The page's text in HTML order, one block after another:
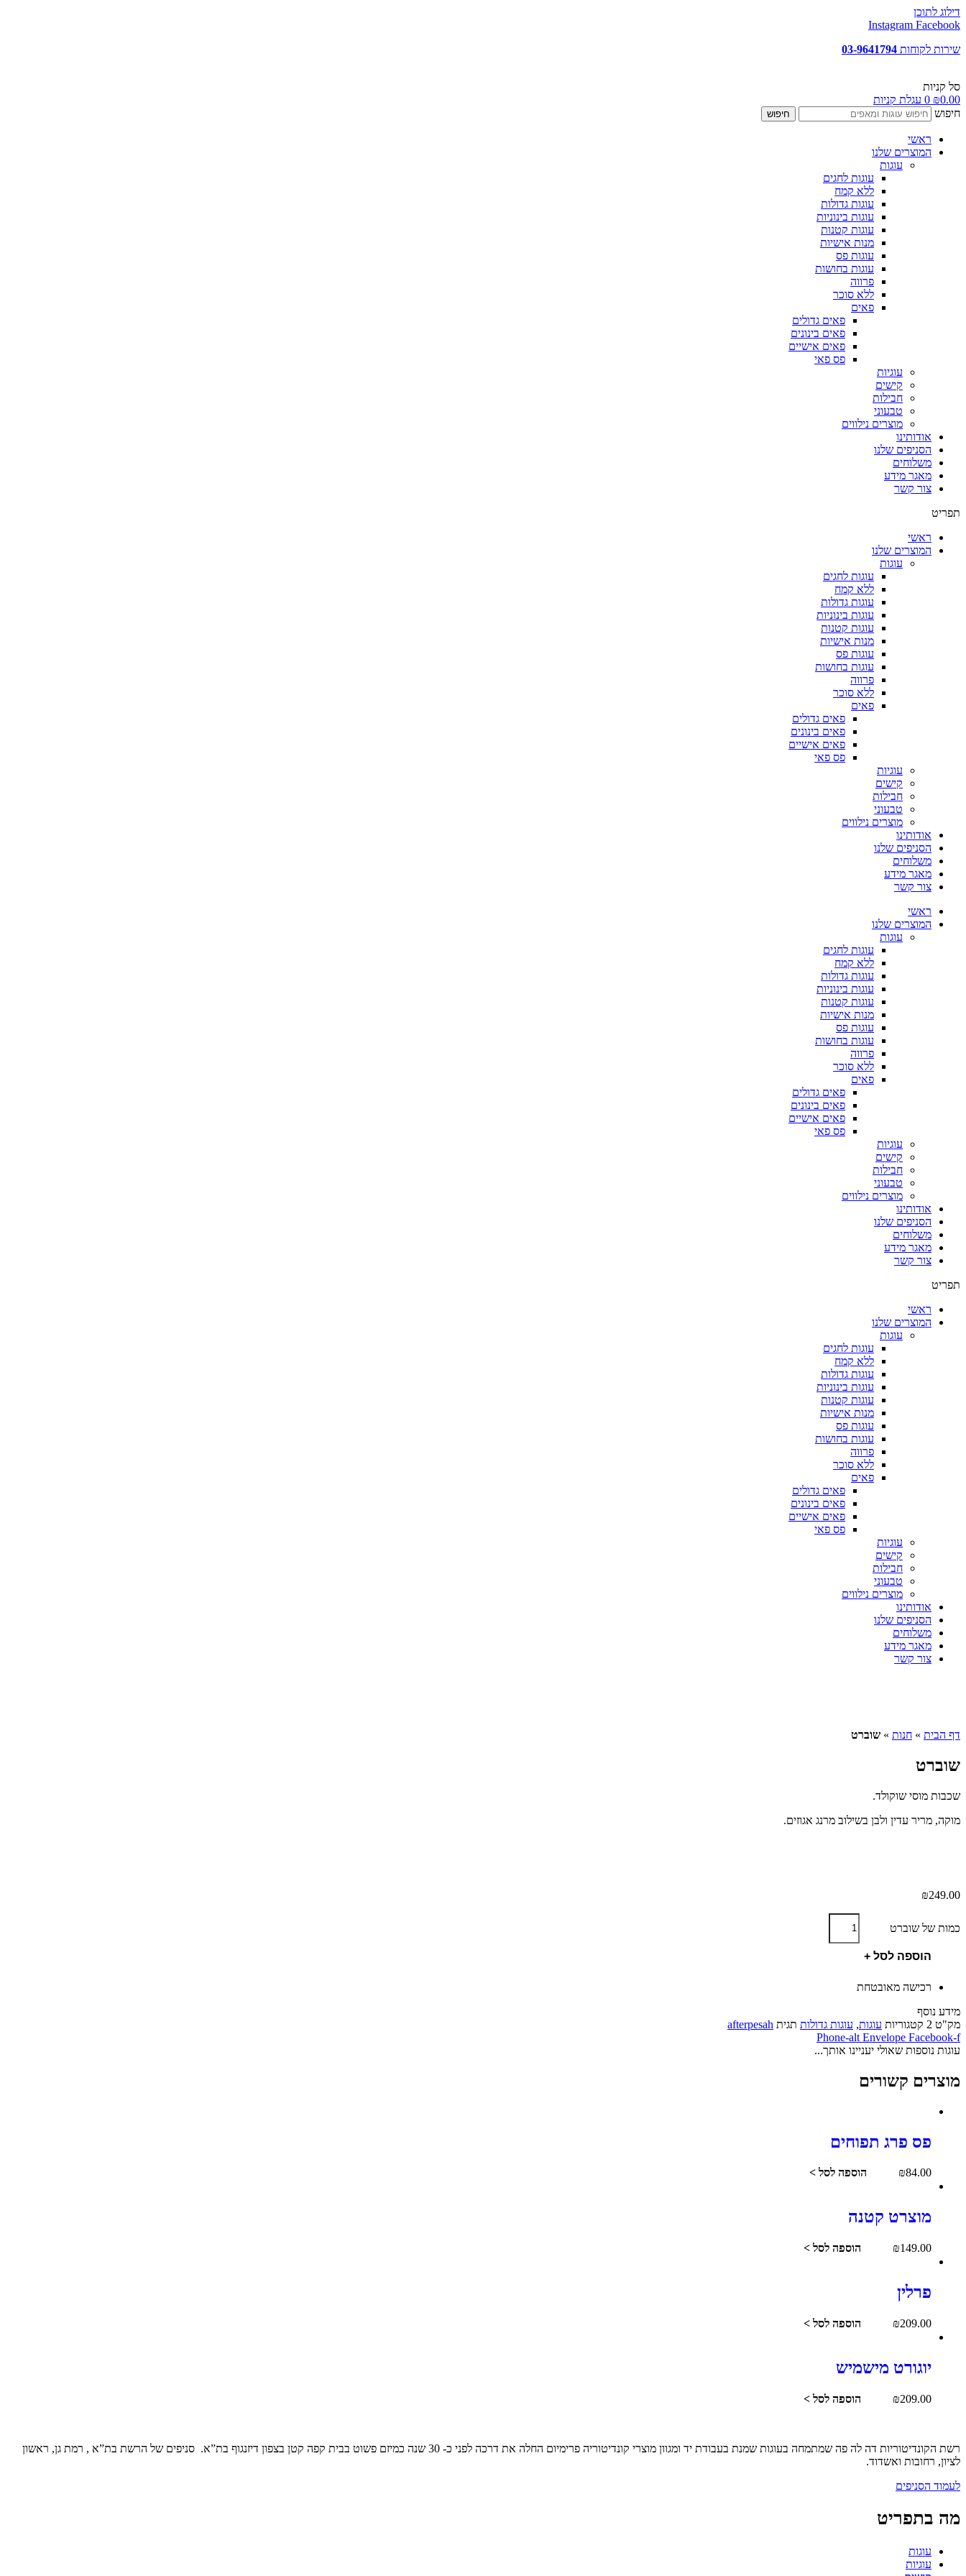
דילוג לתוכן
Instagram Facebook
שירות לקוחות 03-9641794
סל קניות
₪0.00
0 עגלת קניות
חיפוש
חיפוש
ראשי
המוצרים שלנו
עוגות
עוגות לחגים
ללא קמח
עוגות גדולות
עוגות בינוניות
עוגות קטנות
מנות אישיות
עוגות פס
עוגות בחושות
פרווה
ללא סוכר
פאים
פאים גדולים
פאים בינונים
פאים אישיים
פס פאי
עוגיות
קישים
חבילות
טבעוני
מוצרים נילווים
אודותינו
הסניפים שלנו
משלוחים
מאגר מידע
צור קשר
תפריט
ראשי
המוצרים שלנו
עוגות
עוגות לחגים
ללא קמח
עוגות גדולות
עוגות בינוניות
עוגות קטנות
מנות אישיות
עוגות פס
עוגות בחושות
פרווה
ללא סוכר
פאים
פאים גדולים
פאים בינונים
פאים אישיים
פס פאי
עוגיות
קישים
חבילות
טבעוני
מוצרים נילווים
אודותינו
הסניפים שלנו
משלוחים
מאגר מידע
צור קשר
ראשי
המוצרים שלנו
עוגות
עוגות לחגים
ללא קמח
עוגות גדולות
עוגות בינוניות
עוגות קטנות
מנות אישיות
עוגות פס
עוגות בחושות
פרווה
ללא סוכר
פאים
פאים גדולים
פאים בינונים
פאים אישיים
פס פאי
עוגיות
קישים
חבילות
טבעוני
מוצרים נילווים
אודותינו
הסניפים שלנו
משלוחים
מאגר מידע
צור קשר
תפריט
ראשי
המוצרים שלנו
עוגות
עוגות לחגים
ללא קמח
עוגות גדולות
עוגות בינוניות
עוגות קטנות
מנות אישיות
עוגות פס
עוגות בחושות
פרווה
ללא סוכר
פאים
פאים גדולים
פאים בינונים
פאים אישיים
פס פאי
עוגיות
קישים
חבילות
טבעוני
מוצרים נילווים
אודותינו
הסניפים שלנו
משלוחים
מאגר מידע
צור קשר
דף הבית » חנות » שוברט
שוברט
שכבות מוסי שוקולד.
מוקה, מריר עדין ולבן בשילוב מרנג אגוזים.
₪249.00
כמות של שוברט
הוספה לסל +
רכישה מאובטחת
מידע נוסף
מק"ט 2 קטגוריות עוגות, עוגות גדולות תגית afterpesah
Phone-alt Envelope Facebook-f
עוגות נוספות שאולי יעניינו אותך...
מוצרים קשורים
פס פרג תפוחים
₪84.00 הוספה לסל >
מוצרט קטנה
₪149.00 הוספה לסל >
פרלין
₪209.00 הוספה לסל >
יוגורט מישמיש
₪209.00 הוספה לסל >
רשת הקונדיטוריות דה לה פה שמתמחה בעוגות שמנת בעבודת יד ומגוון מוצרי קונדיטוריה פרימיום החלה את דרכה לפני כ- 30 שנה כמיזם פשוט בבית קפה קטן בצפון דיזנגוף בת”א. סניפים של הרשת בת”א , רמת גן, ראשון
לציון, רחובות ואשדוד.
לעמוד הסניפים
מה בתפריט
עוגות
עוגיות